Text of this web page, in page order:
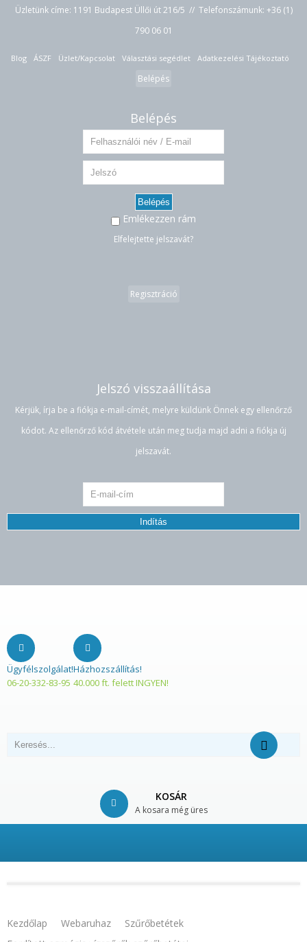
Üzletünk címe: 1191 Budapest Üllői út 216/5 // Telefonszámunk: +36 (1)
790 06 01
Blog ÁSZF Üzlet/Kapcsolat Választási segédlet Adatkezelési Tájékoztató
Belépés
Belépés
Belépés
Emlékezzen rám
Elfelejtette jelszavát?
Regisztráció
Jelszó visszaállítása
Kérjük, írja be a fiókja e-mail-címét, melyre küldünk Önnek egy ellenőrző
kódot. Az ellenőrző kód átvétele után meg tudja majd adni a fiókja új
jelszavát.
Indítás
Ügyfélszolgálat!
06-20-332-83-95
Házhozszállítás!
40.000 ft. felett INGYEN!
KOSÁR
A kosara még üres
Kezdőlap Webaruhaz
Szűrőbetétek